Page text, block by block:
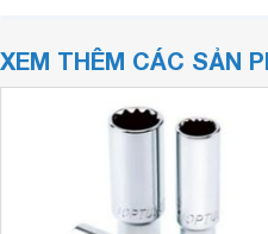
XEM THÊM CÁC SẢN